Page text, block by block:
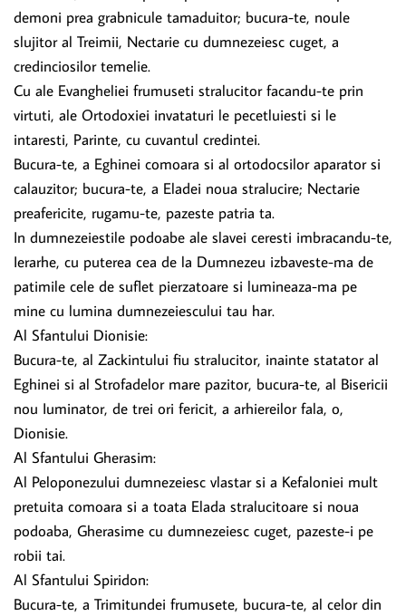
demoni prea grabnicule tamaduitor; bucura-te, noule
slujitor al Treimii, Nectarie cu dumnezeiesc cuget, a
credinciosilor temelie.
Cu ale Evangheliei frumuseti stralucitor facandu-te prin
virtuti, ale Ortodoxiei invataturi le pecetluiesti si le
intaresti, Parinte, cu cuvantul credintei.
Bucura-te, a Eghinei comoara si al ortodocsilor aparator si
calauzitor; bucura-te, a Eladei noua stralucire; Nectarie
preafericite, rugamu-te, pazeste patria ta.
In dumnezeiestile podoabe ale slavei ceresti imbracandu-te,
Ierarhe, cu puterea cea de la Dumnezeu izbaveste-ma de
patimile cele de suflet pierzatoare si lumineaza-ma pe
mine cu lumina dumnezeiescului tau har.
Al Sfantului Dionisie:
Bucura-te, al Zackintului fiu stralucitor, inainte statator al
Eghinei si al Strofadelor mare pazitor, bucura-te, al Bisericii
nou Iuminator, de trei ori fericit, a arhiereilor fala, o,
Dionisie.
Al Sfantului Gherasim:
Al Peloponezului dumnezeiesc vlastar si a Kefaloniei mult
pretuita comoara si a toata Elada stralucitoare si noua
podoaba, Gherasime cu dumnezeiesc cuget, pazeste-i pe
robii tai.
Al Sfantului Spiridon:
Bucura-te, a Trimitundei frumusete, bucura-te, al celor din